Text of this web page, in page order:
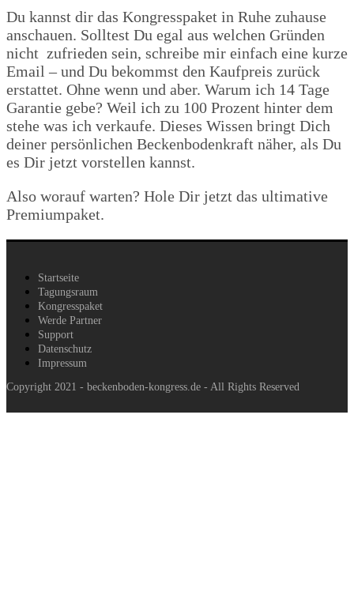
Du kannst dir das Kongresspaket in Ruhe zuhause
anschauen. Solltest Du egal aus welchen Gründen
nicht zufrieden sein, schreibe mir einfach eine kurze
Email – und Du bekommst den Kaufpreis zurück
erstattet. Ohne wenn und aber. Warum ich 14 Tage
Garantie gebe? Weil ich zu 100 Prozent hinter dem
stehe was ich verkaufe. Dieses Wissen bringt Dich
deiner persönlichen Beckenbodenkraft näher, als Du
es Dir jetzt vorstellen kannst.
Also worauf warten? Hole Dir jetzt das ultimative
Premiumpaket.
Startseite
Tagungsraum
Kongresspaket
Werde Partner
Support
Datenschutz
Impressum
Copyright 2021 - beckenboden-kongress.de - All Rights Reserved